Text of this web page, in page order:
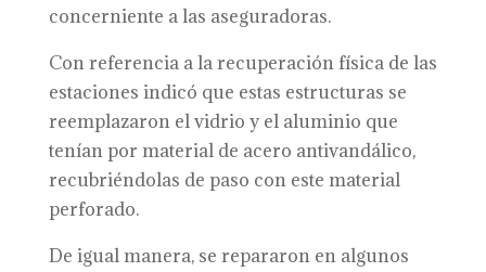
concerniente a las aseguradoras.
Con referencia a la recuperación física de las
estaciones indicó que estas estructuras se
reemplazaron el vidrio y el aluminio que
tenían por material de acero antivandálico,
recubriéndolas de paso con este material
perforado.
De igual manera, se repararon en algunos